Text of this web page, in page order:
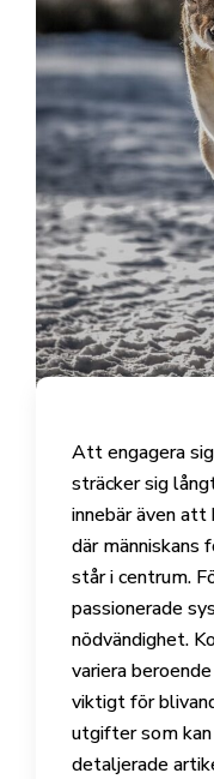
Att engagera
sträcker sig
innebär även
där människans
står i centrum.
passionerade
nödvändighet.
variera
viktigt för
utgifter som kan
detaljerade